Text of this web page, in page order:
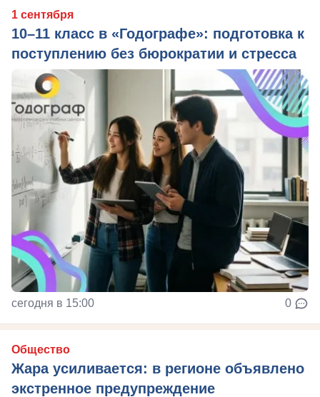
1 сентября
10–11 класс в «Годографе»: подготовка к
поступлению без бюрократии и стресса
сегодня в 15:00 0
Общество
Жара усиливается: в регионе объявлено
экстренное предупреждение